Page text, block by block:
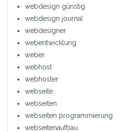
webdesign günstig
webdesign journal
webdesigner
webentwicklung
weber
webhost
webhoster
webseite
webseiten
webseiten programmierung
webseitenaufbau